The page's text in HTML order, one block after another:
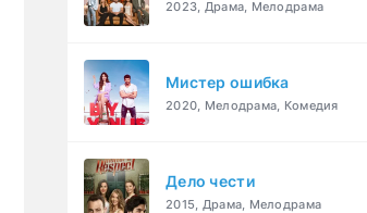
2023, Драма, Мелодрама
Мистер ошибка
2020, Мелодрама, Комедия
Дело чести
2015, Драма, Мелодрама